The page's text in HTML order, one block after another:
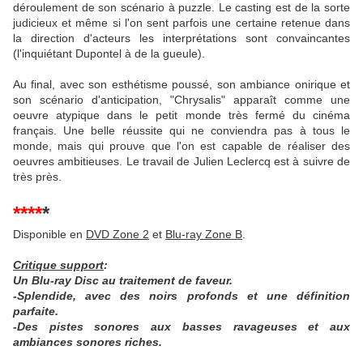
déroulement de son scénario à puzzle. Le casting est de la sorte
judicieux et même si l'on sent parfois une certaine retenue dans
la direction d'acteurs les interprétations sont convaincantes
(l'inquiétant Dupontel à de la gueule).
Au final, avec son esthétisme poussé, son ambiance onirique et
son scénario d'anticipation, "Chrysalis" apparaît comme une
oeuvre atypique dans le petit monde très fermé du cinéma
français. Une belle réussite qui ne conviendra pas à tous le
monde, mais qui prouve que l'on est capable de réaliser des
oeuvres ambitieuses. Le travail de Julien Leclercq est à suivre de
très près.
*****
Disponible en DVD Zone 2 et Blu-ray Zone B
Critique support:
Un Blu-ray Disc au traitement de faveur.
-Splendide, avec des noirs profonds et une définition
parfaite.
-Des pistes sonores aux basses ravageuses et aux
ambiances sonores riches.